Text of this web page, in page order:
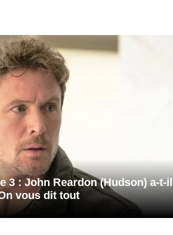
3 : John Reardon (Hudson) a-t-il
vous dit tout